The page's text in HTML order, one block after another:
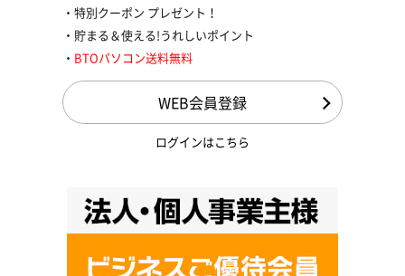
特別クーポン プレゼント！
貯まる＆使える!うれしいポイント
BTOパソコン送料無料
WEB会員登録
ログインはこちら